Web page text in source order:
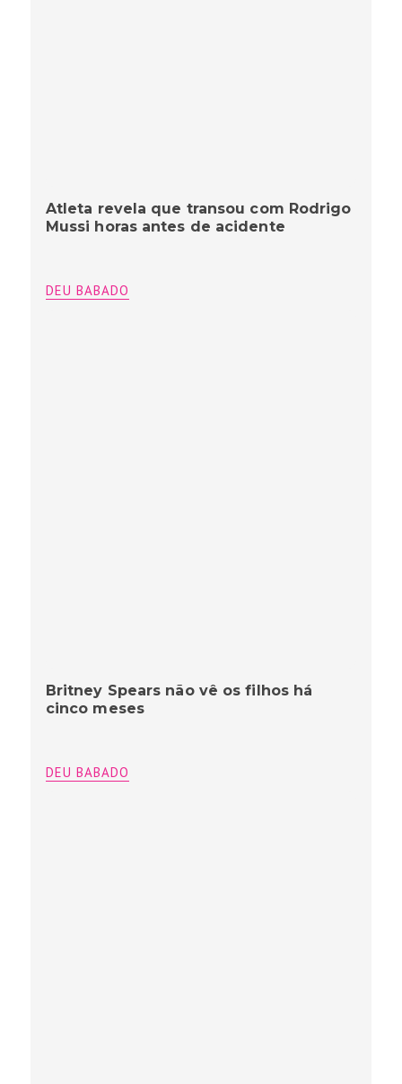
Atleta revela que transou com Rodrigo
Mussi horas antes de acidente
DEU BABADO
Britney Spears não vê os filhos há
cinco meses
DEU BABADO